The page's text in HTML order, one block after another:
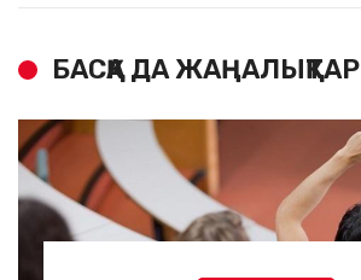
БАСҚА ДА ЖАҢАЛЫҚТАР